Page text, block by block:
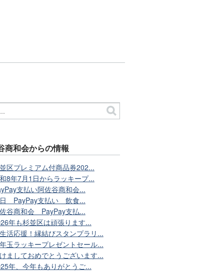
商和会からの情報
区プレミアム付商品券202...
8年7月1日からラッキープ...
支払い阿佐谷商和会...
PayPay支払い 飲食...
谷商和会 PayPay支払...
年も杉並区は頑張ります...
活応援！縁結びスタンプラリ...
玉ラッキープレゼントセール...
ましておめでとうございます...
年、今年もありがとうご...